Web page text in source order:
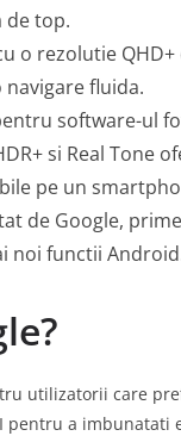
de top.
o rezolutie
fluida.
software-ul
si Real Tone
pe un
de Google,
noi functii
utilizatorii care
pentru a imbunatati